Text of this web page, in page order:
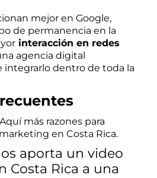
mejor en Google,
de permanencia en la
interacción en redes
agencia digital
integrarlo dentro de toda la
más razones para
en Costa Rica.
aporta un video
Costa Rica a una